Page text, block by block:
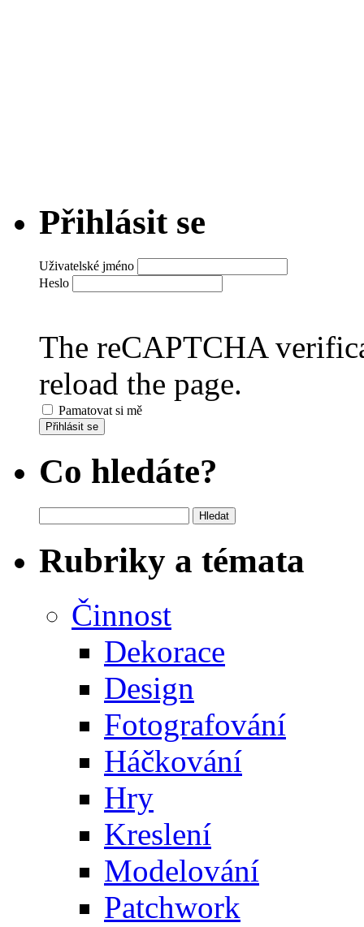
Přihlásit se
Uživatelské jméno
Heslo
The reCAPTCHA
reload the page.
Pamatovat si mě
Přihlásit se
Co hledáte?
Rubriky a témata
Činnost
Dekorace
Design
Fotografování
Háčkování
Hry
Kreslení
Modelování
Patchwork